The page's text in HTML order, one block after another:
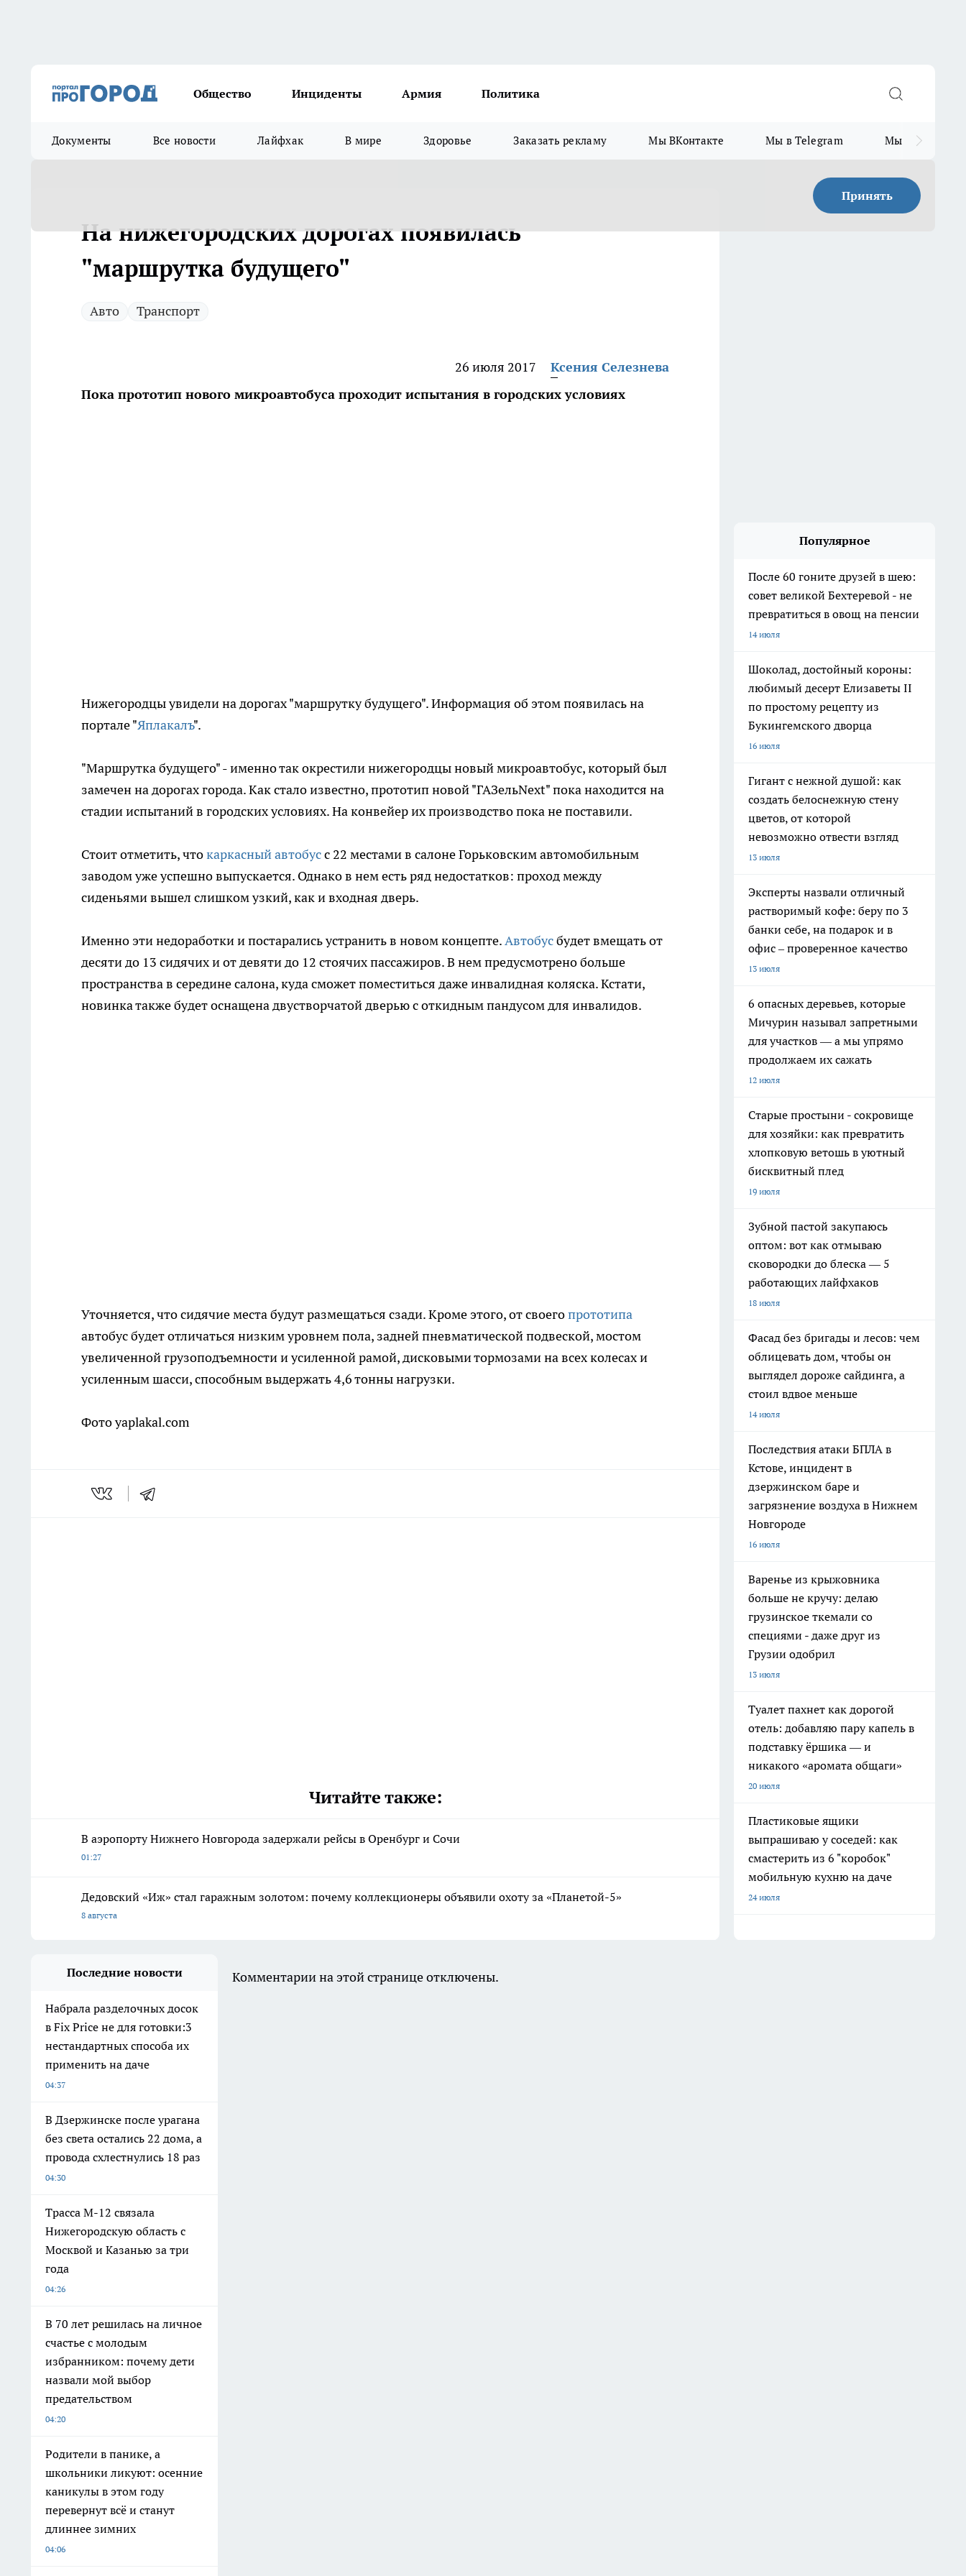
Общество Инциденты Армия Политика
Документы Все новости Лайфхак В мире Здоровье Заказать рекламу Мы ВКонтакте Мы в Telegram Мы в MAX
Принять
На нижегородских дорогах появилась
"маршрутка будущего"
Авто Транспорт
26 июля 2017
Ксения Селезнева
Пока прототип нового микроавтобуса проходит испытания в городских условиях
Нижегородцы увидели на дорогах "маршрутку будущего". Информация об этом появилась на
портале "Яплакалъ".
"Маршрутка будущего" - именно так окрестили нижегородцы новый микроавтобус, который был
замечен на дорогах города. Как стало известно, прототип новой "ГАЗельNext" пока находится на
стадии испытаний в городских условиях. На конвейер их производство пока не поставили.
Стоит отметить, чтокаркасный автобусс 22 местами в салоне Горьковским автомобильным
заводом уже успешно выпускается. Однако в нем есть ряд недостатков: проход между
сиденьями вышел слишком узкий, как и входная дверь.
Именно эти недоработки и постарались устранить в новом концепте.Автобусбудет вмещать от
десяти до 13 сидячих и от девяти до 12 стоячих пассажиров. В нем предусмотрено больше
пространства в середине салона, куда сможет поместиться даже инвалидная коляска. Кстати,
новинка также будет оснащена двустворчатой дверью с откидным пандусом для инвалидов.
Уточняется, что сидячие места будут размещаться сзади. Кроме этого, от своегопрототипа
автобус будет отличаться низким уровнем пола, задней пневматической подвеской, мостом
увеличенной грузоподъемности и усиленной рамой, дисковыми тормозами на всех колесах и
усиленным шасси, способным выдержать 4,6 тонны нагрузки.
Фото yaplakal.com
Читайте также:
В аэропорту Нижнего Новгорода задержали рейсы в Оренбург и Сочи
01:27
Дедовский «Иж» стал гаражным золотом: почему коллекционеры объявили охоту за «Планетой-5»
8 августа
Популярное
После 60 гоните друзей в шею:
совет великой Бехтеревой - не
превратиться в овощ на пенсии
14 июля
Шоколад, достойный короны:
любимый десерт Елизаветы II
по простому рецепту из
Букингемского дворца
16 июля
Гигант с нежной душой: как
создать белоснежную стену
цветов, от которой
невозможно отвести взгляд
13 июля
Эксперты назвали отличный
растворимый кофе: беру по 3
банки себе, на подарок и в
офис – проверенное качество
13 июля
6 опасных деревьев, которые
Мичурин называл запретными
для участков — а мы упрямо
продолжаем их сажать
12 июля
Старые простыни - сокровище
для хозяйки: как превратить
хлопковую ветошь в уютный
бисквитный плед
19 июля
Зубной пастой закупаюсь
оптом: вот как отмываю
сковородки до блеска — 5
работающих лайфхаков
18 июля
Фасад без бригады и лесов: чем
облицевать дом, чтобы он
выглядел дороже сайдинга, а
стоил вдвое меньше
14 июля
Последствия атаки БПЛА в
Кстове, инцидент в
дзержинском баре и
загрязнение воздуха в Нижнем
Новгороде
16 июля
Варенье из крыжовника
больше не кручу: делаю
грузинское ткемали со
специями - даже друг из
Грузии одобрил
13 июля
Туалет пахнет как дорогой
отель: добавляю пару капель в
подставку ёршика — и
никакого «аромата общаги»
20 июля
Пластиковые ящики
выпрашиваю у соседей: как
смастерить из 6 "коробок"
мобильную кухню на даче
24 июля
Последние новости
Набрала разделочных досок
в Fix Price не для готовки:3
нестандартных способа их
применить на даче
04:37
В Дзержинске после урагана
без света остались 22 дома, а
провода схлестнулись 18 раз
04:30
Трасса М-12 связала
Нижегородскую область с
Москвой и Казанью за три
года
04:26
В 70 лет решилась на личное
счастье с молодым
избранником: почему дети
назвали мой выбор
предательством
04:20
Родители в панике, а
школьники ликуют: осенние
каникулы в этом году
перевернут всё и станут
длиннее зимних
04:06
Комментарии на этой странице отключены.